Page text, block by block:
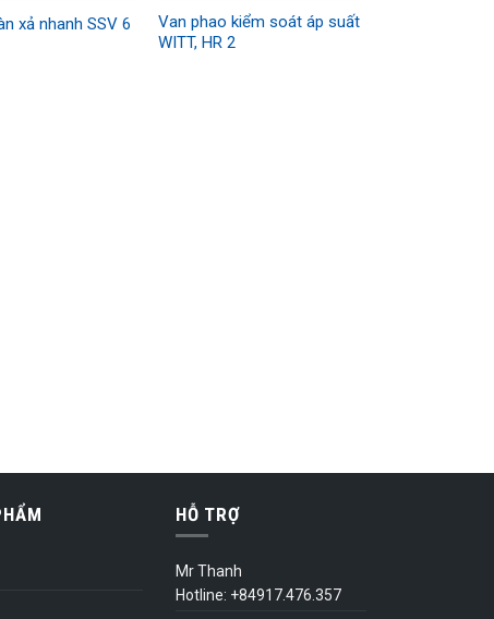
xả nhanh SSV 6
Van phao kiểm soát áp suất
WITT, HR 2
HỖ TRỢ
Mr Thanh
Hotline: +84917.476.357